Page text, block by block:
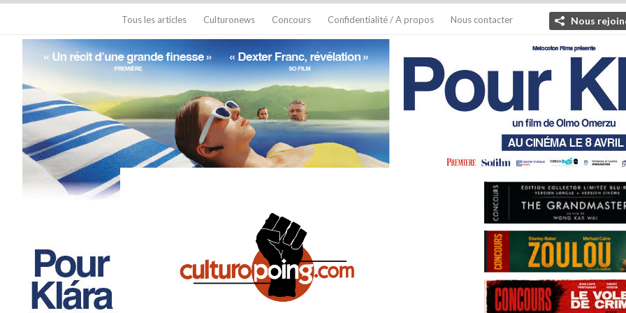
Tous les articles Culturonews Concours Confidentialité / A propos Nous contacter Nous